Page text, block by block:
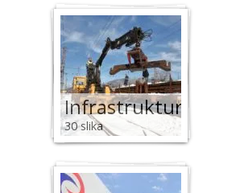
Infrastruktura
30 slika